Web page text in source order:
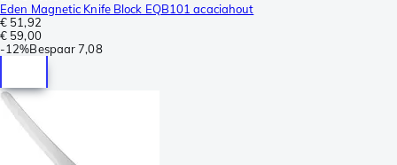
Eden Magnetic Knife Block EQB101 acaciahout
€ 51,92
€ 59,00
-12%Bespaar 7,08